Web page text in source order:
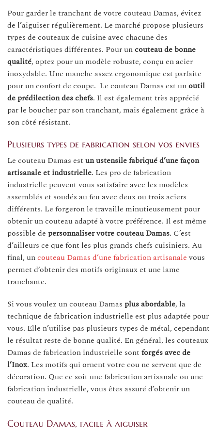
Pour garder le tranchant de votre couteau Damas, évitez
de l’aiguiser régulièrement. Le marché propose plusieurs
types de couteaux de cuisine avec chacune des
caractéristiques différentes. Pour uncouteau de bonne
qualité, optez pour un modèle robuste, conçu en acier
inoxydable. Une manche assez ergonomique est parfaite
pour un confort de coupe. Le couteau Damas est unoutil
de prédilection des chefs. Il est également très apprécié
par le boucher par son tranchant, mais également grâce à
son côté résistant.
Plusieurs types de fabrication selon vos envies
Le couteau Damas est un ustensile fabriqué d’une façon
artisanale et industrielle. Les pro de fabrication
industrielle peuvent vous satisfaire avec les modèles
assemblés et soudés au feu avec deux ou trois aciers
différents. Le forgeron le travaille minutieusement pour
obtenir un couteau adapté à votre préférence. Il est même
possible de personnaliser votre couteau Damas. C’est
d’ailleurs ce que font les plus grands chefs cuisiniers. Au
final, uncouteau Damas d’une fabrication artisanalevous
permet d’obtenir des motifs originaux et une lame
tranchante.
Si vous voulez un couteau Damas plus abordable, la
technique de fabrication industrielle est plus adaptée pour
vous. Elle n’utilise pas plusieurs types de métal, cependant
le résultat reste de bonne qualité. En général, les couteaux
Damas de fabrication industrielle sont forgés avec de
l’Inox. Les motifs qui ornent votre cou ne servent que de
décoration. Que ce soit une fabrication artisanale ou une
fabrication industrielle, vous êtes assuré d’obtenir un
couteau de qualité.
Couteau Damas, facile à aiguiser